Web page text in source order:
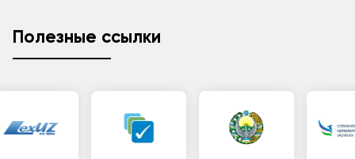
Полезные ссылки